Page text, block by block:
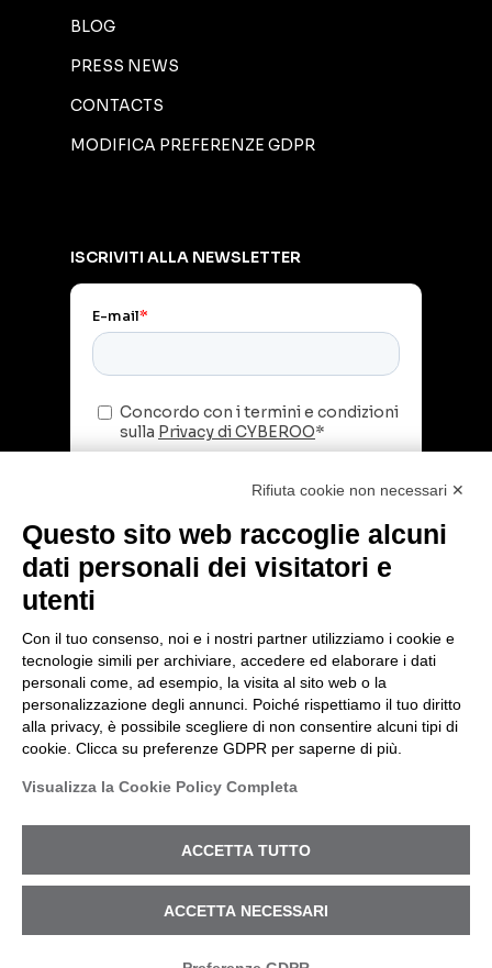
BLOG
PRESS NEWS
CONTACTS
MODIFICA PREFERENZE GDPR
ISCRIVITI ALLA NEWSLETTER
© 2026 Cyberoo.
Sede Legale: via Brigata Reggio, 37 – 42124
Reggio Emilia (RE) – PEC
amministrazione@pec.cyberoo.com
fiscale e P.IVA 04318950286 – R.E.A. RE
- Registro Nazionale degli
Whistleblowing
Codice Etico-Modello Organizzativo
youtubeinstagramtelegram
VITTIMA DI UN INCIDENTE?
Rifiuta cookie non necessari ✕
Questo sito web raccoglie alcuni
dati personali dei visitatori e
utenti
Con il tuo consenso, noi e i nostri partner utilizziamo i cookie e
tecnologie simili per archiviare, accedere ed elaborare i dati
personali come, ad esempio, la visita al sito web o la
personalizzazione degli annunci. Poiché rispettiamo il tuo diritto
alla privacy, è possibile scegliere di non consentire alcuni tipi di
cookie. Clicca su preferenze GDPR per saperne di più.
Visualizza la Cookie Policy Completa
ACCETTA TUTTO
ACCETTA NECESSARI